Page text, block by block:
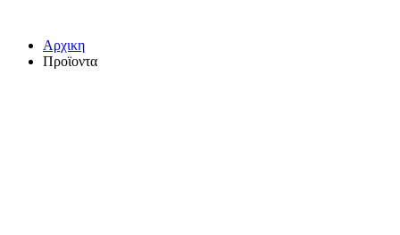
Αρχικη
Προϊοντα